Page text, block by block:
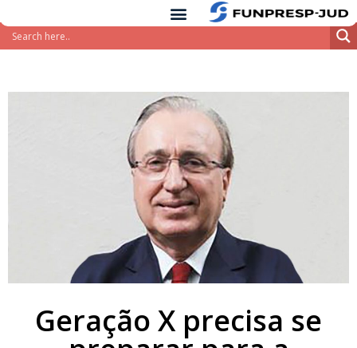
Pular
Geração X precisa se